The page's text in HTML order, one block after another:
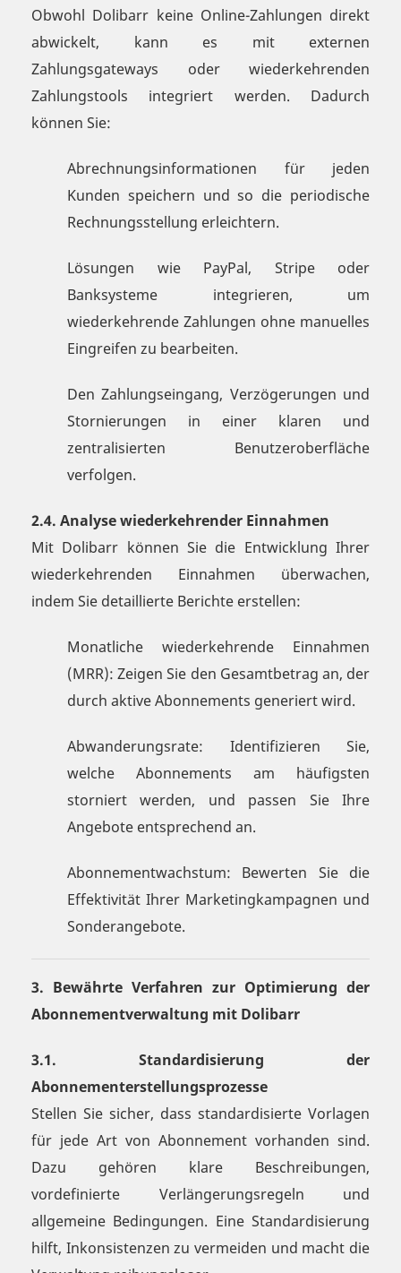
Obwohl Dolibarr keine Online-Zahlungen direkt
abwickelt, kann es mit externen
Zahlungsgateways oder wiederkehrenden
Zahlungstools integriert werden. Dadurch
können Sie:
Abrechnungsinformationen für jeden
Kunden speichern und so die periodische
Rechnungsstellung erleichtern.
Lösungen wie PayPal, Stripe oder
Banksysteme integrieren, um
wiederkehrende Zahlungen ohne manuelles
Eingreifen zu bearbeiten.
Den Zahlungseingang, Verzögerungen und
Stornierungen in einer klaren und
zentralisierten Benutzeroberfläche
verfolgen.
2.4. Analyse wiederkehrender Einnahmen
Mit Dolibarr können Sie die Entwicklung Ihrer
wiederkehrenden Einnahmen überwachen,
indem Sie detaillierte Berichte erstellen:
Monatliche wiederkehrende Einnahmen
(MRR): Zeigen Sie den Gesamtbetrag an, der
durch aktive Abonnements generiert wird.
Abwanderungsrate: Identifizieren Sie,
welche Abonnements am häufigsten
storniert werden, und passen Sie Ihre
Angebote entsprechend an.
Abonnementwachstum: Bewerten Sie die
Effektivität Ihrer Marketingkampagnen und
Sonderangebote.
3. Bewährte Verfahren zur Optimierung der
Abonnementverwaltung mit Dolibarr
3.1. Standardisierung der
Abonnementerstellungsprozesse
Stellen Sie sicher, dass standardisierte Vorlagen
für jede Art von Abonnement vorhanden sind.
Dazu gehören klare Beschreibungen,
vordefinierte Verlängerungsregeln und
allgemeine Bedingungen. Eine Standardisierung
hilft, Inkonsistenzen zu vermeiden und macht die